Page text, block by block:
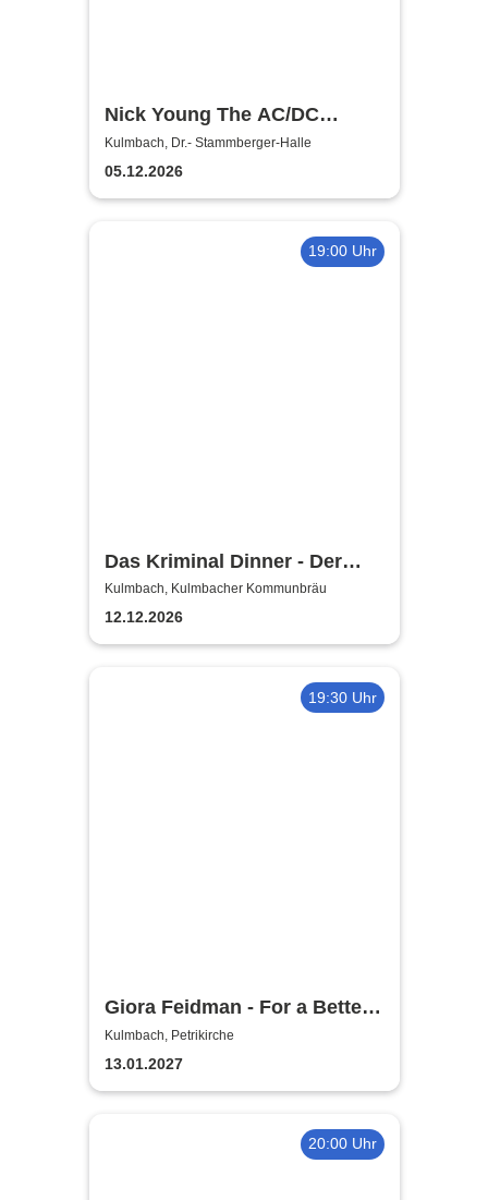
Nick Young The AC/DC
Master-Band
Kulmbach, Dr.- Stammberger-Halle
05.12.2026
19:00 Uhr
Das Kriminal Dinner - Der
letzte Joint der Marie Juana
Kulmbach, Kulmbacher Kommunbräu
12.12.2026
19:30 Uhr
Giora Feidman - For a Better
World
Kulmbach, Petrikirche
13.01.2027
20:00 Uhr